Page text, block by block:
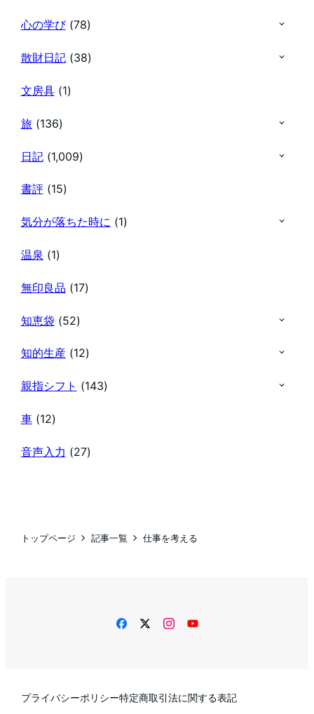
心の学び(78)
散財日記(38)
文房具(1)
旅 (136)
日記(1,009)
書評(15)
気分が落ちた時に (1)
温泉 (1)
無印良品 (17)
知恵袋 (52)
知的生産(12)
親指シフト (143)
車(12)
音声入力 (27)
トップページ 記事一覧 仕事を考える
facebooktwitterinstagram
YouTube
プライバシーポリシー特定商取引法に関する表記